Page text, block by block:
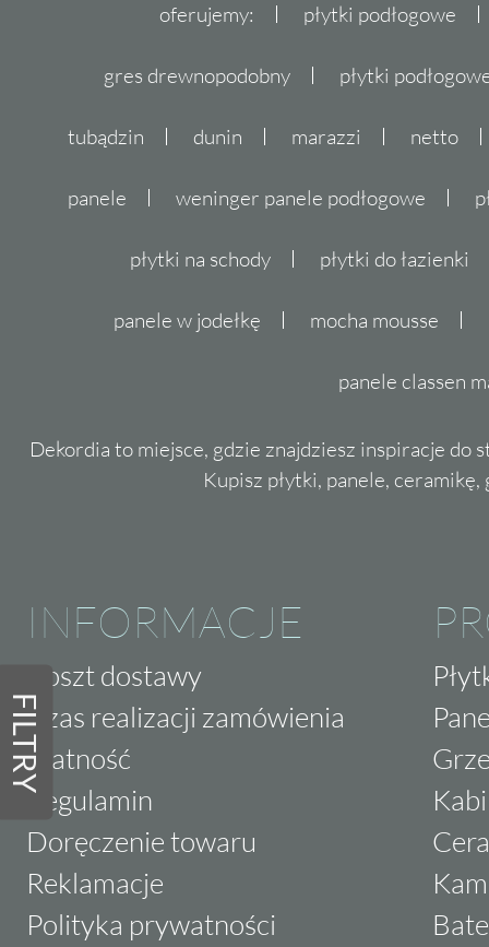
FILTRY
oferujemy: płytki podłogowe
gres drewnopodobny płytki
tubądzin dunin marazzi netto
panele weninger panele podłogowe
płytki na schody płytki do łazienki
panele w jodełkę mocha mousse
panele classen
Dekordia to miejsce, gdzie znajdziesz inspiracje do
Kupisz płytki, panele,
INFORMACJE
Koszt dostawy
Czas realizacji zamówienia
Płatność
Regulamin
Doręczenie towaru
Reklamacje
Polityka prywatności